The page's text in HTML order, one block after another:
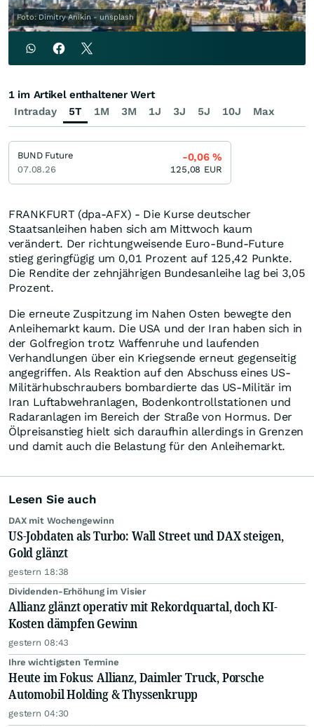
Foto: Dimitry Anikin - unsplash
FRANKFURT (dpa-AFX) - Die Kurse deutscher
Staatsanleihen haben sich am Mittwoch kaum
verändert. Der richtungweisende Euro-Bund-Future
stieg geringfügig um 0,01 Prozent auf 125,42 Punkte.
Die Rendite der zehnjährigen Bundesanleihe lag bei 3,05
Prozent.
Die erneute Zuspitzung im Nahen Osten bewegte den
Anleihemarkt kaum. Die USA und der Iran haben sich in
der Golfregion trotz Waffenruhe und laufenden
Verhandlungen über ein Kriegsende erneut gegenseitig
angegriffen. Als Reaktion auf den Abschuss eines US-
Militärhubschraubers bombardierte das US-Militär im
Iran Luftabwehranlagen, Bodenkontrollstationen und
Radaranlagen im Bereich der Straße von Hormus. Der
Ölpreisanstieg hielt sich daraufhin allerdings in Grenzen
und damit auch die Belastung für den Anleihemarkt.
Lesen Sie auch
DAX mit Wochengewinn
US-Jobdaten als Turbo: Wall Street und DAX steigen,
Gold glänzt
gestern 18:38
Dividenden-Erhöhung im Visier
Allianz glänzt operativ mit Rekordquartal, doch KI-
Kosten dämpfen Gewinn
gestern 08:43
Ihre wichtigsten Termine
Heute im Fokus: Allianz, Daimler Truck, Porsche
Automobil Holding & Thyssenkrupp
gestern 04:30
Intraday 5T 1M 3M 1J 3J 5J 10J Max
1 im Artikel enthaltener Wert
BUND Future
07.08.26
-0,06%
125,08 EUR